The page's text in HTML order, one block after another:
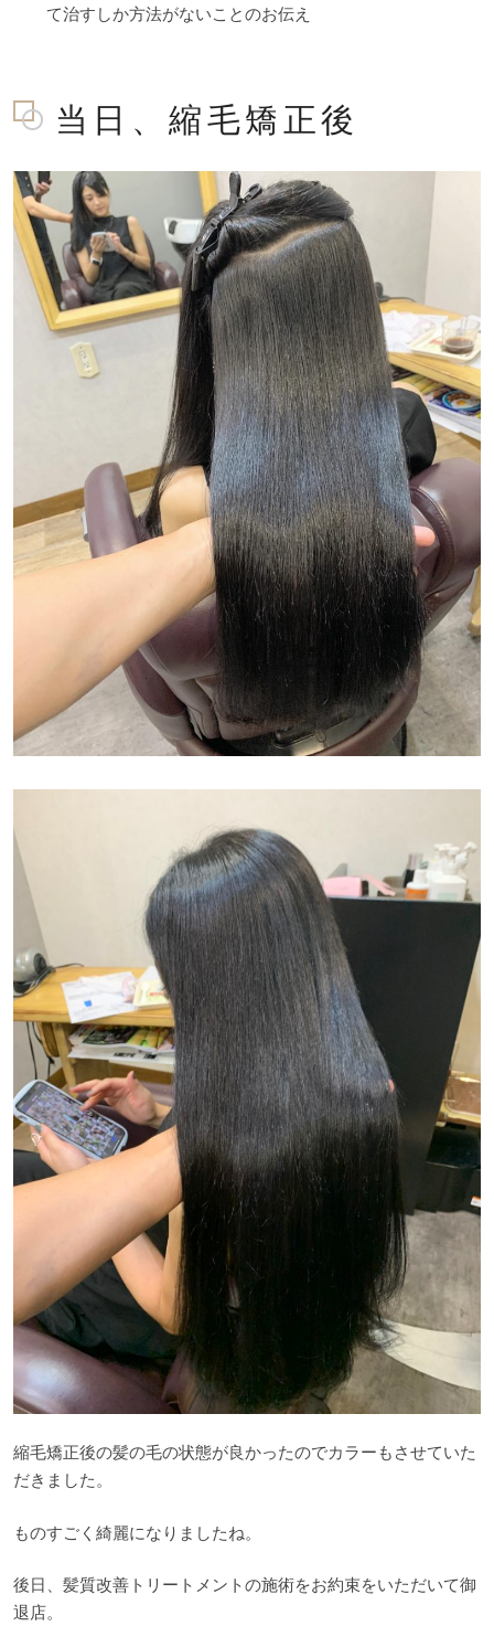
て治すしか方法がないことのお伝え
当日、縮毛矯正後
縮毛矯正後の髪の毛の状態が良かったのでカラーもさせていた
だきました。
ものすごく綺麗になりましたね。
後日、髪質改善トリートメントの施術をお約束をいただいて御
退店。